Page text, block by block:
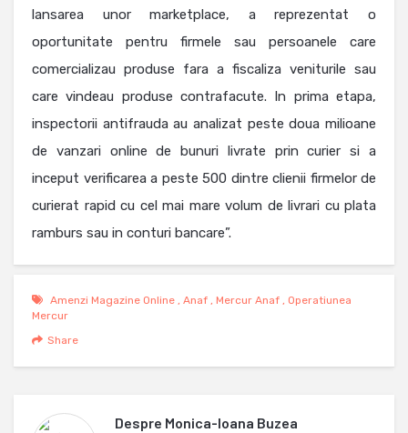
lansarea unor marketplace, a reprezentat o
oportunitate pentru firmele sau persoanele care
comercializau produse fara a fiscaliza veniturile sau
care vindeau produse contrafacute. In prima etapa,
inspectorii antifrauda au analizat peste doua milioane
de vanzari online de bunuri livrate prin curier si a
inceput verificarea a peste 500 dintre clienii firmelor de
curierat rapid cu cel mai mare volum de livrari cu plata
ramburs sau in conturi bancare”.
Amenzi Magazine Online , Anaf , Mercur Anaf , Operatiunea
Mercur
Share
Despre Monica-Ioana Buzea